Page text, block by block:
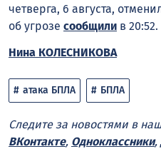
четверга, 6 августа,
об угрозе сообщили в 20:52.
Нина КОЛЕСНИКОВА
атака БПЛА БПЛА
Следите за новостями в
ВКонтакте, Одноклассники,